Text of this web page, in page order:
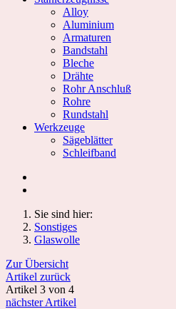
Alloy
Aluminium
Armaturen
Bandstahl
Bleche
Drähte
Rohr Anschluß
Rohre
Rundstahl
Werkzeuge
Sägeblätter
Schleifband
Sie sind hier:
Sonstiges
Glaswolle
Zur Übersicht
Artikel zurück
Artikel 3 von 4
nächster Artikel